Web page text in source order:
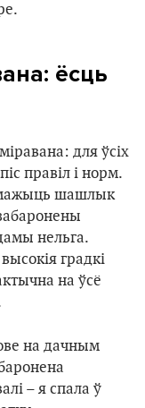
ёсць
для ўсіх
правіл і норм.
шашлык
нельга.
градкі
на ўсё
на дачным
– я спала ў